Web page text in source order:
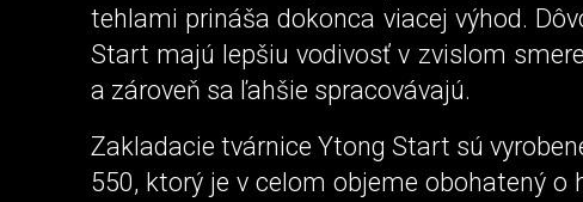
tehlami prináša dokonca viacej výhod.
Start majú lepšiu vodivosť v zvislom
a zároveň sa ľahšie spracovávajú.
Zakladacie tvárnice Ytong Start sú
550, ktorý je v celom objeme obohatený o